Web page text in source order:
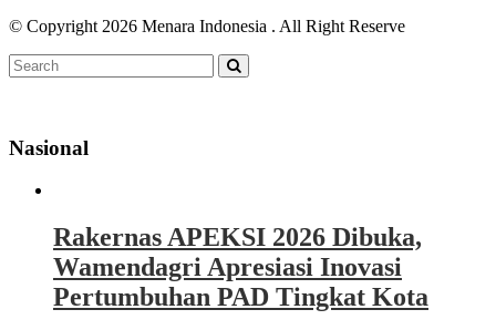
© Copyright 2026 Menara Indonesia . All Right Reserve
Nasional
Rakernas APEKSI 2026 Dibuka,
Wamendagri Apresiasi Inovasi
Pertumbuhan PAD Tingkat Kota